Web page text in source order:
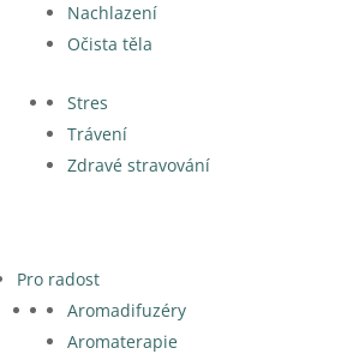
Nachlazení
Očista těla
Stres
Trávení
Zdravé stravování
Pro radost
Aromadifuzéry
Aromaterapie